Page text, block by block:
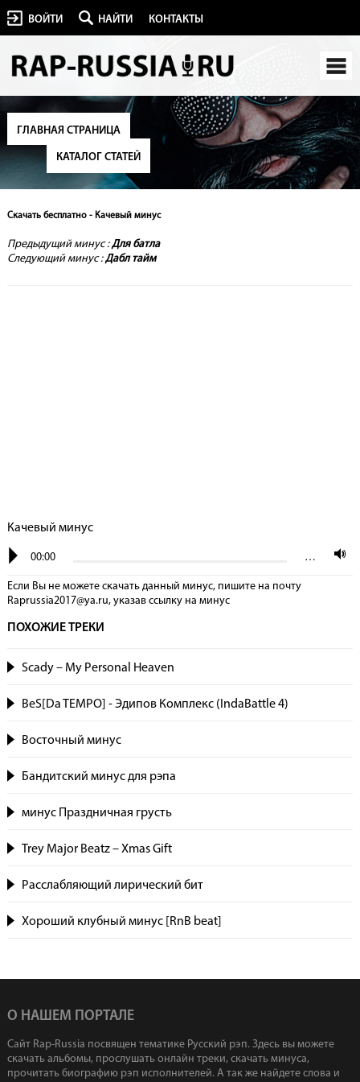
ВОЙТИ НАЙТИ КОНТАКТЫ
ГЛАВНАЯ СТРАНИЦА
КАТАЛОГ СТАТЕЙ
Скачать бесплатно - Качевый минус
Предыдущий минус :Для батла
Следующий минус :Дабл тайм
Качевый минус
00:00 …
Если Вы не можете скачать данный минус, пишите на почту
Raprussia2017@ya.ru, указав сcылку на минус
ПОХОЖИЕ ТРЕКИ
Scady – My Personal Heaven
BeS[Da TEMPO] - Эдипов Комплекс (IndaBattle 4)
Восточный минус
Бандитский минус для рэпа
минус Праздничная грусть
Trey Major Beatz – Xmas Gift
Расслабляющий лирический бит
Хороший клубный минус [RnB beat]
О НАШЕМ ПОРТАЛЕ
Сайт Rap-Russia посвящен тематике Русский рэп. Здесь вы можете
скачать альбомы, прослушать онлайн треки, скачать минуса,
прочитать биографию рэп исполнителей. А так же найдете слова и